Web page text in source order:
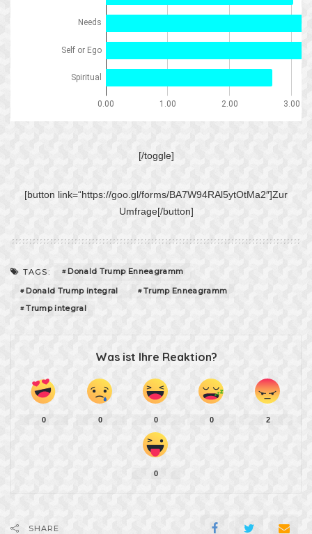
[/toggle]
[button link=“https://goo.gl/forms/BA7W94RAl5ytOtMa2″]Zur
Umfrage[/button]
TAGS:
Donald Trump Enneagramm
Donald Trump integral
Trump Enneagramm
Trump integral
Was ist Ihre Reaktion?
0 0 0 0 2
0
SHARE